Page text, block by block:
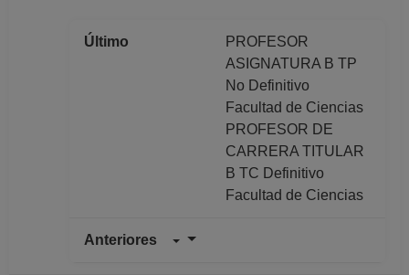
Último
PROFESOR
ASIGNATURA B TP
No Definitivo
Facultad de Ciencias
PROFESOR DE
CARRERA TITULAR
B TC Definitivo
Facultad de Ciencias
Anteriores